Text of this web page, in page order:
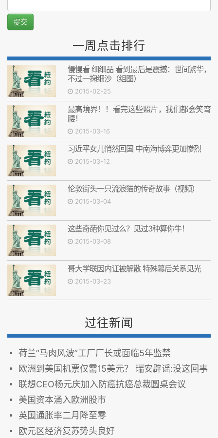
提交
一周点击排行
慢慢看 细细品 看到最后是震撼：世间繁华，
不过一掬细沙（组图）
2015-02-25
最高境界！！看完这些照片，我们都会笑弯
腰！
2015-03-16
习近平女儿悄然回国 中南海博弈更加惨烈
2015-03-12
伦敦街头一只流浪猫的传奇故事（视频）
2015-03-04
这些奇葩你见过么？见过3种算你牛！
2015-03-08
哥大学联因内讧被解散 特殊幕后关系见光
2015-03-23
过往新闻
荷兰“马肉风波”工厂厂长或面临5年监禁
欧洲到美国机票仅需15美元？ 瑞安辟谣:没这回事
联想CEO杨元庆加入防癌抗癌总裁圆桌会议
美国资本涌入欧洲股市
英国通胀率二月降至零
欧元区经济复苏势头良好